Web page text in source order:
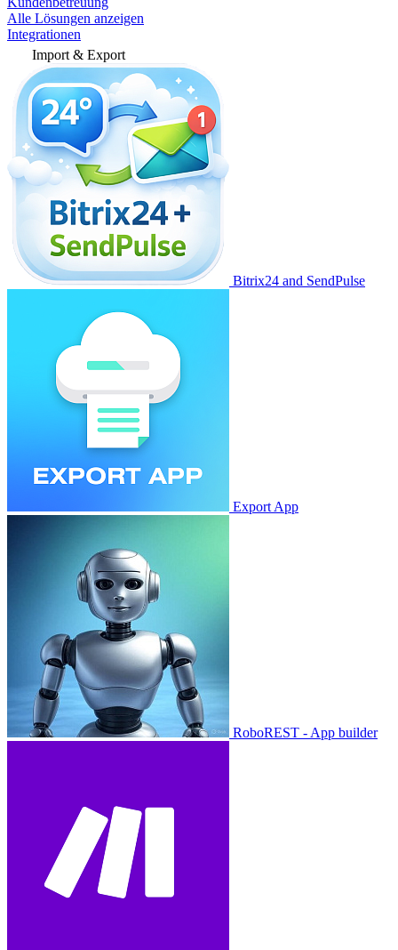
Alle Lösungen anzeigen
Integrationen
Import & Export
Bitrix24 and SendPulse
Export App
RoboREST - App builder